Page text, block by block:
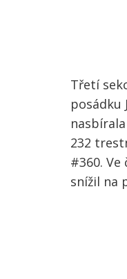
Třetí
posádku
232
#360.
snížil na